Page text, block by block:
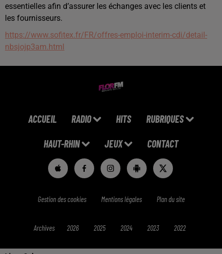
essentielles afin d’assurer les échanges avec les clients et
les fournisseurs.
https://www.sofitex.fr/FR/offres-emploi-interim-cdi/detail-
nbsjojp3am.html
ACCUEIL RADIO HITS RUBRIQUES
HAUT-RHIN JEUX CONTACT
Gestion des cookies Mentions légales Plan du site
Archives 2026 2025 2024 2023 2022